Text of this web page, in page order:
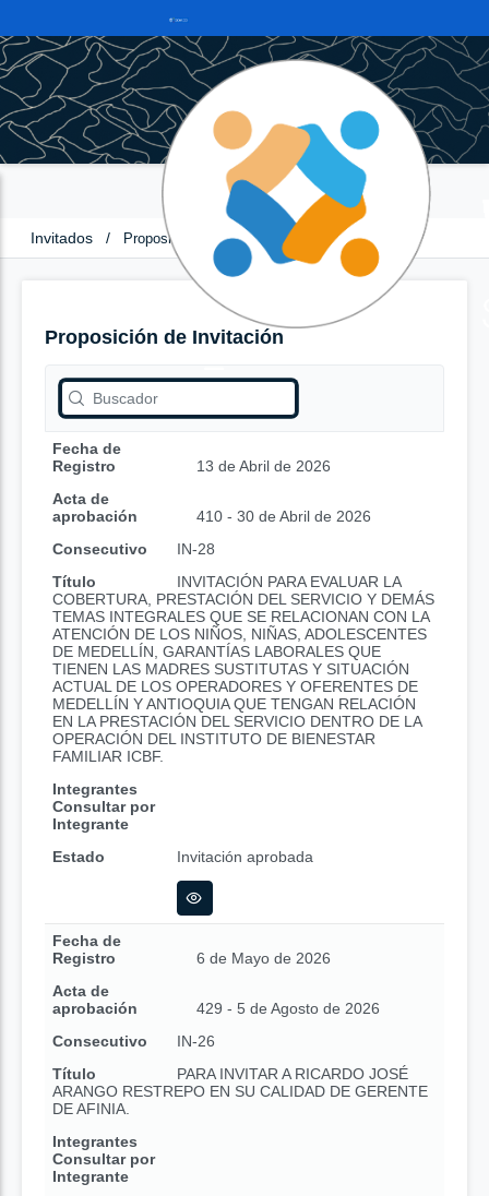
Invitados / Proposición de Invitación
Proposición de Invitación
Fecha de
Registro
13 de Abril de 2026
Acta de
aprobación
410 - 30 de Abril de 2026
Consecutivo
IN-28
Título
INVITACIÓN PARA EVALUAR LA
COBERTURA, PRESTACIÓN DEL SERVICIO Y DEMÁS
TEMAS INTEGRALES QUE SE RELACIONAN CON LA
ATENCIÓN DE LOS NIÑOS, NIÑAS, ADOLESCENTES
DE MEDELLÍN, GARANTÍAS LABORALES QUE
TIENEN LAS MADRES SUSTITUTAS Y SITUACIÓN
ACTUAL DE LOS OPERADORES Y OFERENTES DE
MEDELLÍN Y ANTIOQUIA QUE TENGAN RELACIÓN
EN LA PRESTACIÓN DEL SERVICIO DENTRO DE LA
OPERACIÓN DEL INSTITUTO DE BIENESTAR
FAMILIAR ICBF.
Integrantes
Consultar por
Integrante
Estado
Invitación aprobada
Fecha de
Registro
6 de Mayo de 2026
Acta de
aprobación
429 - 5 de Agosto de 2026
Consecutivo
IN-26
Título
PARA INVITAR A RICARDO JOSÉ
ARANGO RESTREPO EN SU CALIDAD DE GERENTE
DE AFINIA.
Integrantes
Consultar por
Integrante